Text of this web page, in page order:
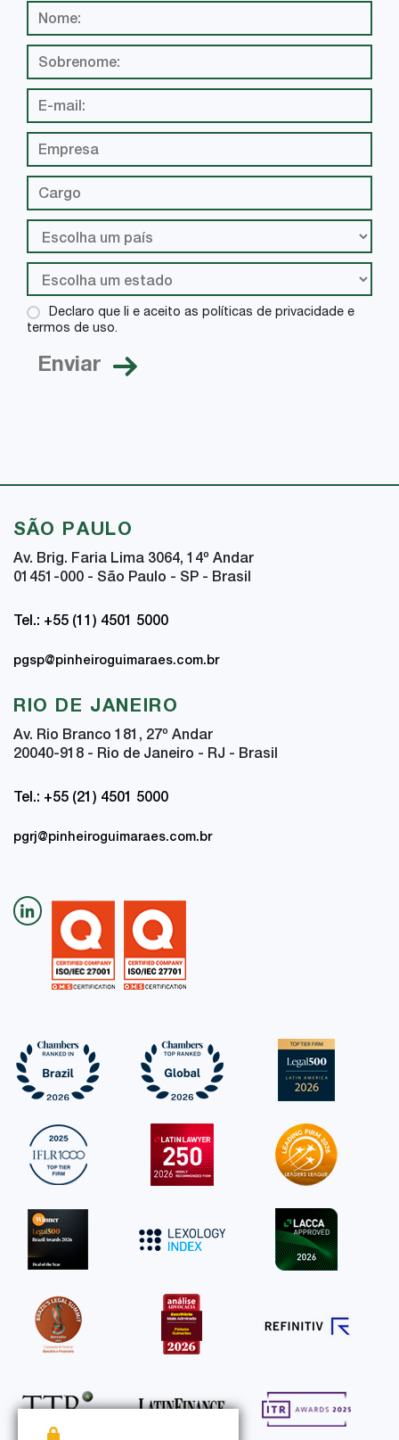
Declaro que li e aceito as políticas de privacidade e
termos de uso.
SÃO PAULO
Av. Brig. Faria Lima 3064, 14º Andar
01451-000 - São Paulo - SP - Brasil
Tel.: +55 (11) 4501 5000
pgsp@pinheiroguimaraes.com.br
RIO DE JANEIRO
Av. Rio Branco 181, 27º Andar
20040-918 - Rio de Janeiro - RJ - Brasil
Tel.: +55 (21) 4501 5000
pgrj@pinheiroguimaraes.com.br